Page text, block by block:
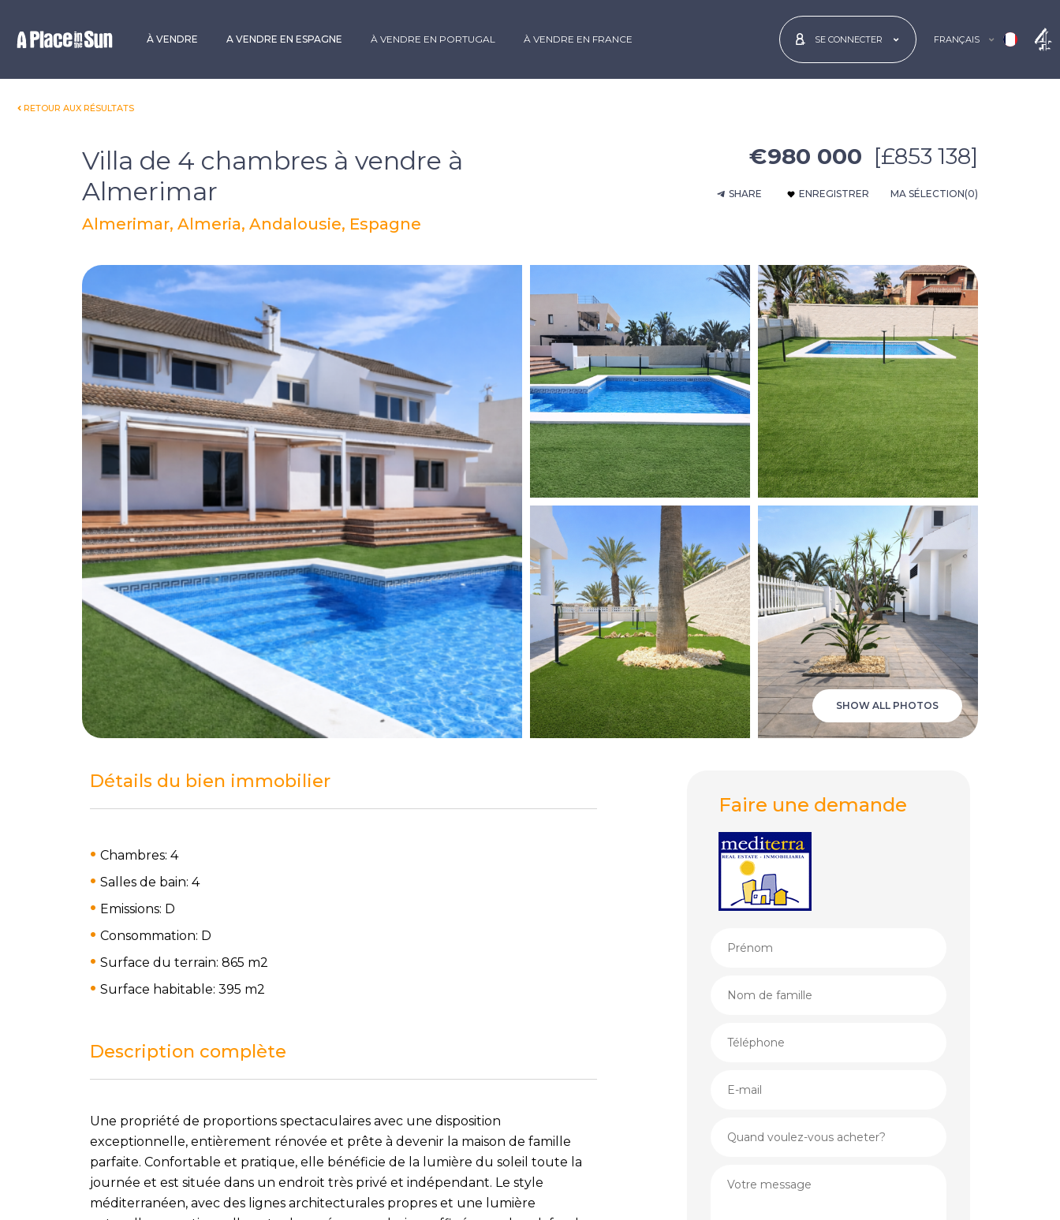
À VENDRE A VENDRE EN ESPAGNE À VENDRE EN PORTUGAL À VENDRE EN FRANCE SE CONNECTER FRANÇAIS
RETOUR AUX RÉSULTATS
Villa de 4 chambres à vendre à
Almerimar
Almerimar, Almeria, Andalousie, Espagne
€980 000 [£853 138]
SHARE ENREGISTRER MA SÉLECTION(0)
SHOW ALL PHOTOS
Détails du bien immobilier
Chambres: 4
Salles de bain: 4
Emissions: D
Consommation: D
Surface du terrain: 865 m2
Surface habitable: 395 m2
Description complète
Une propriété de proportions spectaculaires avec une disposition
exceptionnelle, entièrement rénovée et prête à devenir la maison de famille
parfaite. Confortable et pratique, elle bénéficie de la lumière du soleil toute la
journée et est située dans un endroit très privé et indépendant. Le style
méditerranéen, avec des lignes architecturales propres et une lumière
Faire une demande